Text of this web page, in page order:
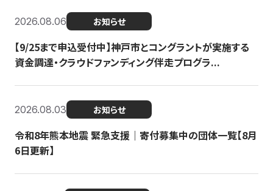
2026.08.06 お知らせ
【9/25まで申込受付中】神戸市とコングラントが実施する
資金調達・クラウドファンディング伴走プログラ...
2026.08.03 お知らせ
令和8年熊本地震 緊急支援｜寄付募集中の団体一覧【8月
6日更新】